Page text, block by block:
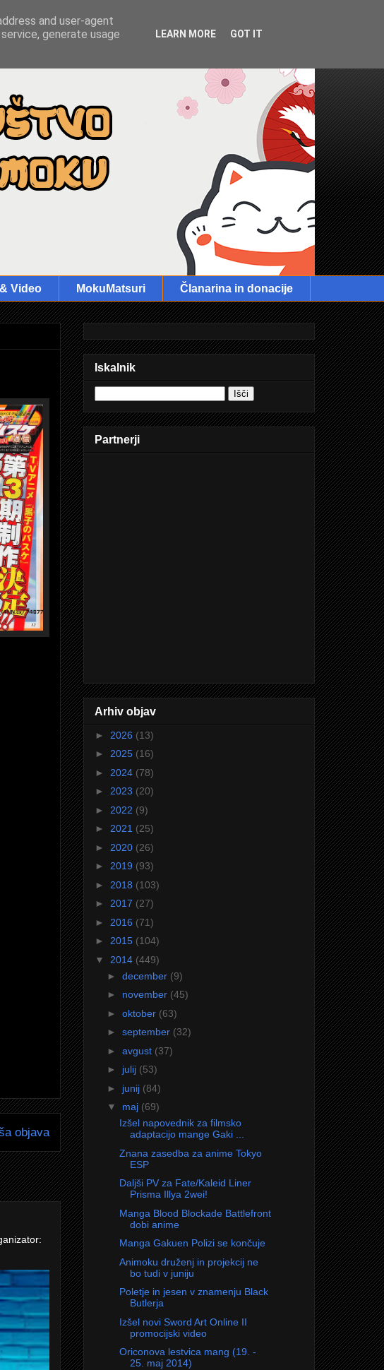
Video MokuMatsuri Članarina in donacije
objava
Iskalnik
Partnerji
Arhiv objav
► 2026 (13)
► 2025 (16)
► 2024 (78)
► 2023 (20)
► 2022 (9)
► 2021 (25)
► 2020 (26)
► 2019 (93)
► 2018 (103)
► 2017 (27)
► 2016 (71)
► 2015 (104)
▼ 2014 (449)
► december (9)
► november (45)
► oktober (63)
► september (32)
► avgust (37)
► julij (53)
► junij (84)
▼ maj (69)
Izšel napovednik za filmsko
adaptacijo mange Gaki ...
Znana zasedba za anime Tokyo
ESP
Daljši PV za Fate/Kaleid Liner
Prisma Illya 2wei!
Manga Blood Blockade Battlefront
dobi anime
Manga Gakuen Polizi se končuje
Animoku druženj in projekcij ne
bo tudi v juniju
Poletje in jesen v znamenju Black
Butlerja
Izšel novi Sword Art Online II
promocijski video
Oriconova lestvica mang (19. -
25. maj 2014)
and user-agent
generate usage
LEARN MORE GOT IT